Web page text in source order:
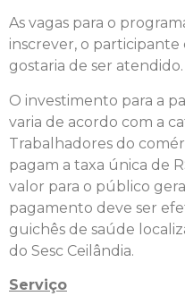
As vagas para o
inscrever, o
gostaria de ser atendido.
O investimento para a
varia de acordo com a
Trabalhadores do
pagam a taxa única de
valor para o público
pagamento deve ser
guichês de saúde
do Sesc Ceilândia.
Serviço